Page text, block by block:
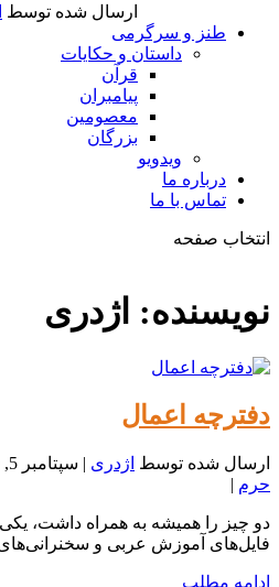
ارسال شده توسط
طنز و سرگرمی
داستان و حکایات
قرآن
پیامبران
معصومین
بزرگان
ویدویو
درباره ما
تماس با ما
انتخاب صفحه
شمال
نویسنده: اژدری
دفترچه اعمال
ارسال شده توسط اژدری | سپتامبر 5, 2020
حرم |
دو چیز را همیشه به همراه داشت،
فایل‌های آموزش عربی و
ادامه مطلب